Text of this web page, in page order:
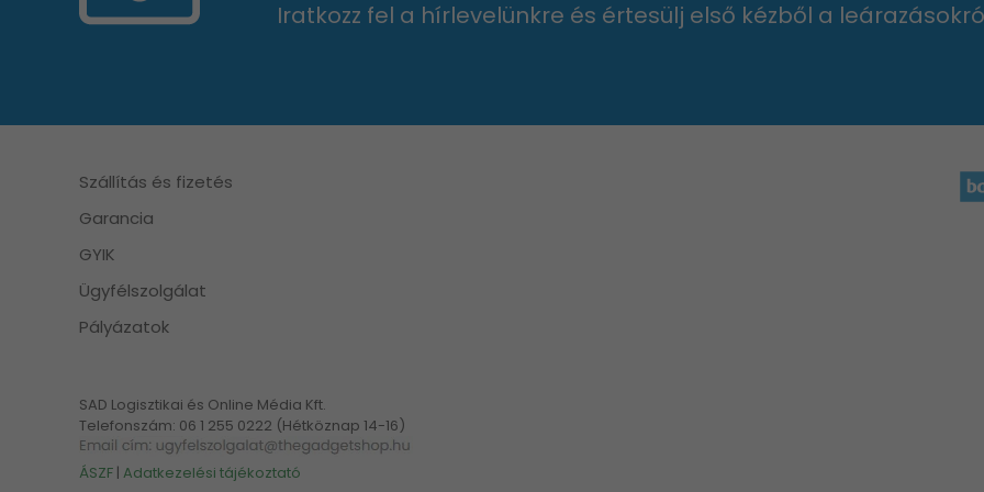
Iratkozz fel a hírlevelünkre és értesülj első kézből a
Szállítás és fizetés
Garancia
GYIK
Ügyfélszolgálat
Pályázatok
SAD Logisztikai és Online Média Kft.
Telefonszám: 06 1 255 0222 (Hétköznap 14-16)
ÁSZF | Adatkezelési tájékoztató